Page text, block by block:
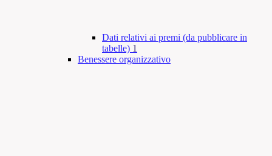
Dati relativi ai premi (da pubblicare in
tabelle) 1
Benessere organizzativo